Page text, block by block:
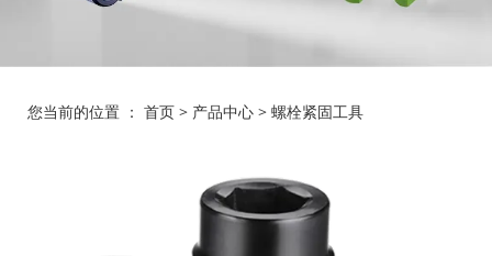
您当前的位置 ： 首页 > 产品中心 > 螺栓紧固工具